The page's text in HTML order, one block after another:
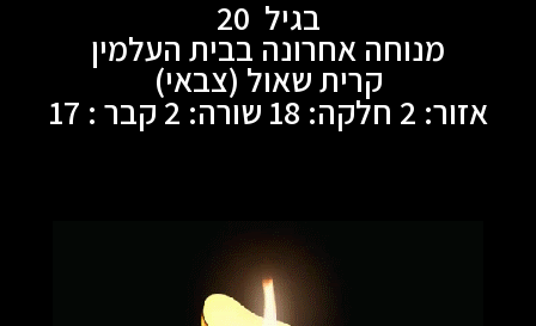
בגיל 20
מנוחה אחרונה בבית העלמין
קרית שאול (צבאי)
אזור: 2 חלקה: 18 שורה: 2 קבר : 17